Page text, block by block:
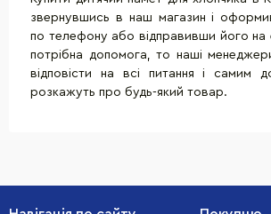
звернувшись в наш магазин і
по телефону або відправивши його
потрібна допомога, то наші
відповісти на всі питання і самим
розкажуть про будь-який товар.